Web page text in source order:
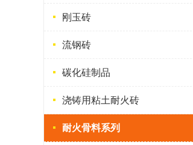
刚玉砖
流钢砖
碳化硅制品
浇铸用粘土耐火砖
耐火骨料系列